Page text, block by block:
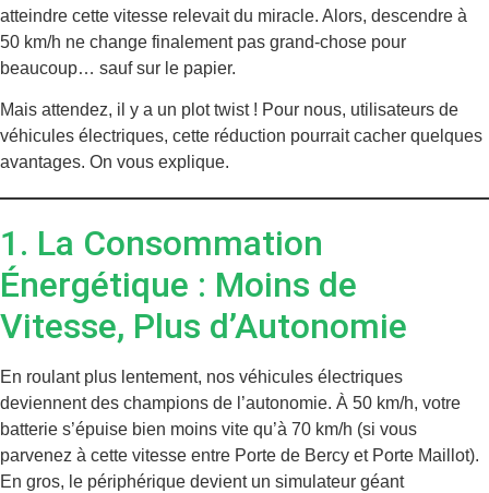
atteindre cette vitesse relevait du miracle. Alors, descendre à
50 km/h ne change finalement pas grand-chose pour
beaucoup… sauf sur le papier.
Mais attendez, il y a un plot twist ! Pour nous, utilisateurs de
véhicules électriques, cette réduction pourrait cacher quelques
avantages. On vous explique.
1. La Consommation
Énergétique : Moins de
Vitesse, Plus d’Autonomie
En roulant plus lentement, nos véhicules électriques
deviennent des champions de l’autonomie. À 50 km/h, votre
batterie s’épuise bien moins vite qu’à 70 km/h (si vous
parvenez à cette vitesse entre Porte de Bercy et Porte Maillot).
En gros, le périphérique devient un simulateur géant